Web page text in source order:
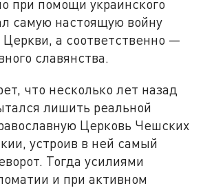
при помощи украинского
самую настоящую войну
Церкви, а соответственно —
славянства.
что несколько лет назад
лишить реальной
Церковь Чешских
устроив в ней самый
Тогда усилиями
и при активном